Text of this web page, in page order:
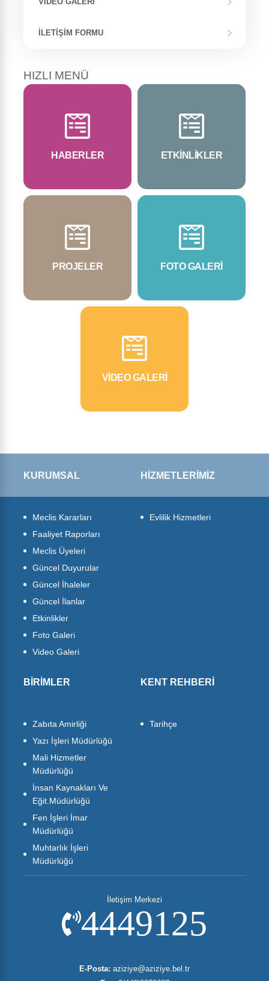
İLETIŞIM FORMU
HIZLI MENÜ
HABERLER ETKİNLİKLER
PROJELER FOTO GALERİ
VİDEO GALERİ
KURUMSAL
Meclis Kararları
Faaliyet Raporları
Meclis Üyeleri
Güncel Duyurular
Güncel İhaleler
Güncel İlanlar
Etkinlikler
Foto Galeri
Video Galeri
HİZMETLERİMİZ
Evlilik Hizmetleri
BİRİMLER
Zabıta Amirliği
Yazı İşleri Müdürlüğü
Mali Hizmetler
Müdürlüğü
İnsan Kaynakları Ve
Eğit.Müdürlüğü
Fen İşleri İmar
Müdürlüğü
Muhtarlık İşleri
Müdürlüğü
KENT REHBERİ
Tarihçe
İletişim Merkezi
4449125
E-Posta: aziziye@aziziye.bel.tr